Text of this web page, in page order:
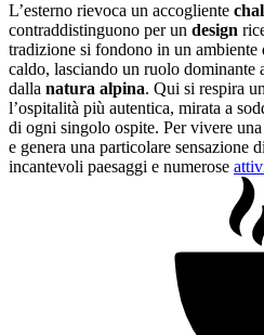
L’esterno rievoca un accogliente
contraddistinguono per un design
tradizione si fondono in un ambiente
caldo, lasciando un ruolo dominante
dalla natura alpina. Qui si respira
l’ospitalità più autentica, mirata a
di ogni singolo ospite. Per vivere una
e genera una particolare sensazione
incantevoli paesaggi e numerose